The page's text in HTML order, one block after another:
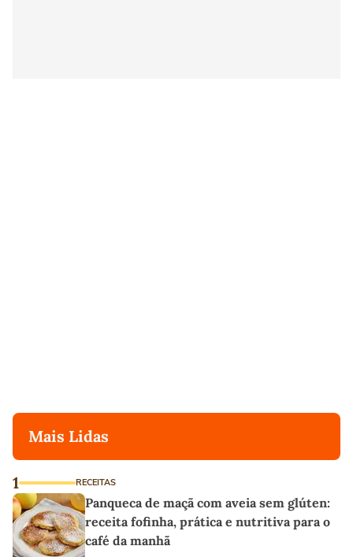
Mais Lidas
1 RECEITAS
Panqueca de maçã com aveia sem glúten:
receita fofinha, prática e nutritiva para o
café da manhã